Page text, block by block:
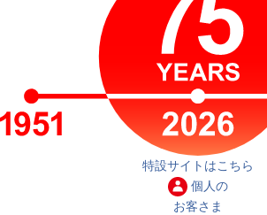
特設サイトはこちら
個人の
お客さま